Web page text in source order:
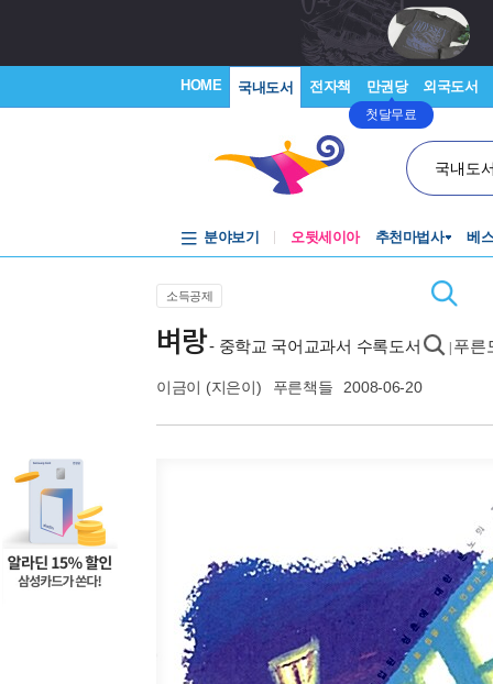
HOME 국내도서 전자책 만권당
첫달무료
외국도서
국내도
분야보기 오뒷세이아 추천마법사 베
소득공제
벼랑- 중학교 국어교과서 수록도서 푸른
이금이 (지은이) 푸른책들 2008-06-20